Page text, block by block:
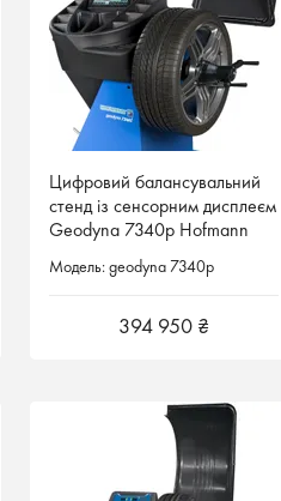
Цифровий балансувальний
стенд із сенсорним дисплеєм
Geodyna 7340p Hofmann
Модель: geodyna 7340p
394 950 ₴
Цифровий балансувальний
стенд із сенсорним дисплеєм
Geodyna 7340p Hofmann
Модель: geodyna 7340p
394 950 ₴